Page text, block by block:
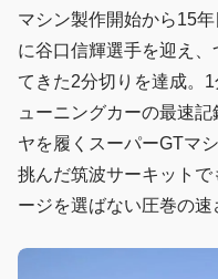
マシン製作開始から15
に谷口信輝選手を迎え
てきた2分切りを達成。
ューニングカーの最速
ヤを履くスーパーGTマ
挑んだ筑波サーキット
ージを選ばない圧巻の速